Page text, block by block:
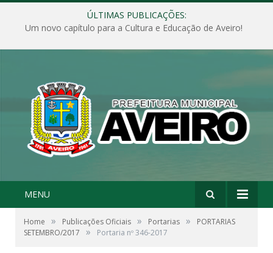
ÚLTIMAS PUBLICAÇÕES:
Um novo capítulo para a Cultura e Educação de Aveiro!
MENU
Home » Publicações Oficiais » Portarias »
PORTARIAS
SETEMBRO/2017
» Portaria nº 346-2017